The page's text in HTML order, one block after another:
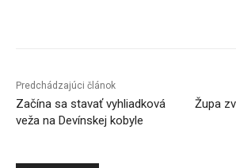
Predchádzajúci článok
Začína sa stavať vyhliadková
veža na Devínskej kobyle
Župa